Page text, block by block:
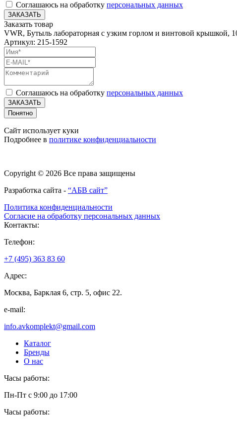
Соглашаюсь на обработку персональных данных
ЗАКАЗАТЬ
Заказать товар
VWR, Бутыль лабораторная с узким горлом и винтовой крышкой,
Артикул: 215-1592
Соглашаюсь на обработку персональных данных
ЗАКАЗАТЬ
Понятно
Сайт использует куки
Подробнее в политике конфиденциальности
Copyright © 2026 Все права защищены
Разработка сайта - “АБВ сайт”
Политика конфиденциальности
Согласие на обработку персональных данных
Контакты:
Телефон:
+7 (495) 363 83 60
Адрес:
Москва, Барклая 6, стр. 5, офис 22.
e-mail:
info.avkomplekt@gmail.com
Каталог
Бренды
О нас
Часы работы:
Пн-Пт с 9:00 до 17:00
Часы работы: